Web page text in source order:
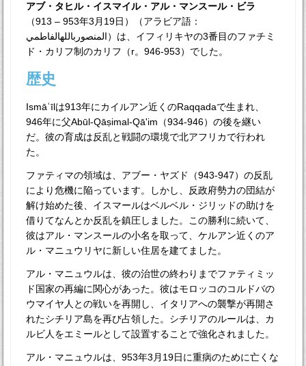
アブ・タヒル・イスマイル・アル・マンスール・ビラ
（913 – 953年3月19日）（アラビア語：
المنصورباللهالفاطمي）は、イフィリキヤの3番目のファチミ
ド・カリフ制のカリフ（r。946-953）でした。
歴史
Ismāʿīlは913年にカイルアン近くのRaqqadaで生まれ、
946年に父Abūl-Qāṣimal-Qā'im（934-946）の後を継い
だ。彼の育成は反乱と戦闘の環境で北アフリカで行われ
た。
ファティマの領域は、アブー・ヤズド（943-947）の反乱
により危機に陥っています。しかし、反政府勢力の団結が
解け始めた後、イスマールはベルベル・ジリッドの助けを
借りてなんとか反乱を鎮圧しました。この勝利に続いて、
彼はアル・マンスールの小名を取って、ケルアン近くのア
ル・マニュウリヤに新しい住居を建てました。
アル・マニュウルは、彼の治世の終わりまでファティミッ
ド国家の再編に関心があった。彼はモロッコのコルドバの
ウマイヤ人との戦いを再開し、イタリアへの襲撃が再開さ
れたシチリア島を再び占領した。シチリアのルールは、カ
ルビ人をエミールとして設置することで強化されました。
アル・マニュウルは、953年3月19日に重病のために亡くな